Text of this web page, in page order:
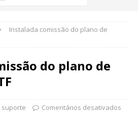
Instalada comissão do plano de
do plano de
suporte Comentários desativados